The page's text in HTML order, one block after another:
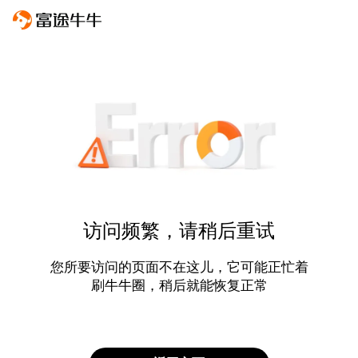
访问频繁，请稍后重试
您所要访问的页面不在这儿，它可能正忙着
刷牛牛圈，稍后就能恢复正常